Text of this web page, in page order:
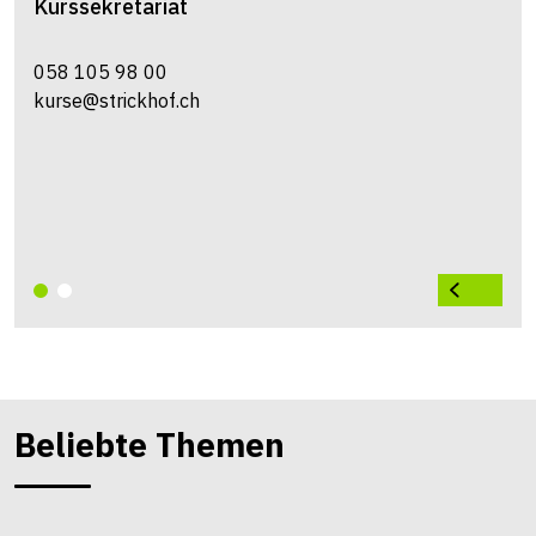
Kurssekretariat
058 105 98 00
kurse@strickhof.ch
Beliebte Themen